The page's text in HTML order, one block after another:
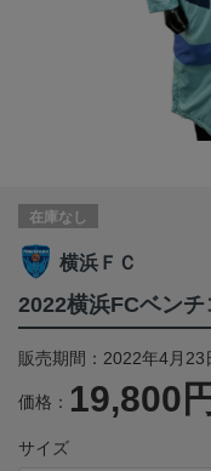
在庫なし
横浜ＦＣ
2022横浜FCベンチ
販売期間：2022年4月23
価格： 19,800円
サイズ